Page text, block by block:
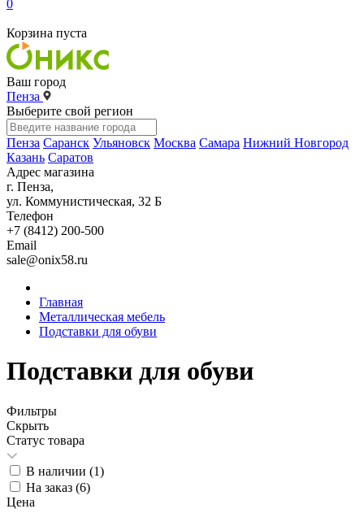
0
Корзина пуста
Ваш город
Пенза
Выберите свой регион
Пенза Саранск Ульяновск Москва Самара Нижний Новгород
Казань Саратов
Адрес магазина
г. Пенза,
ул. Коммунистическая, 32 Б
Телефон
+7 (8412) 200-500
Email
sale@onix58.ru
Главная
Металлическая мебель
Подставки для обуви
Подставки для обуви
Фильтры
Скрыть
Статус товара
В наличии (1)
На заказ (6)
Цена